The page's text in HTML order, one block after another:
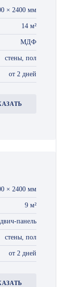
× 2400 мм
14 м²
МДФ
стены, пол
от 2 дней
× 2400 мм
9 м²
панель
стены, пол
от 2 дней